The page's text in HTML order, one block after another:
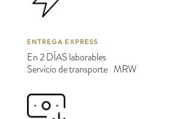
ENTREGA EXPRESS
En 2 DÍAS laborables
Servicio de transporte MRW